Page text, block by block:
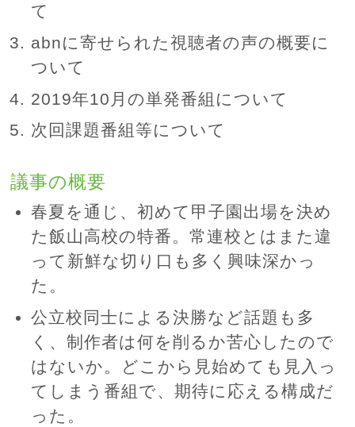
て
abnに寄せられた視聴者の声の概要に
ついて
2019年10月の単発番組について
次回課題番組等について
議事の概要
春夏を通じ、初めて甲子園出場を決め
た飯山高校の特番。常連校とはまた違
って新鮮な切り口も多く興味深かっ
た。
公立校同士による決勝など話題も多
く、制作者は何を削るか苦心したので
はないか。どこから見始めても見入っ
てしまう番組で、期待に応える構成だ
った。